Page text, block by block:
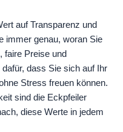
auf Transparenz und
immer genau, woran Sie
faire Preise und
dass Sie sich auf Ihr
Stress freuen können.
sind die Eckpfeiler
diese Werte in jedem